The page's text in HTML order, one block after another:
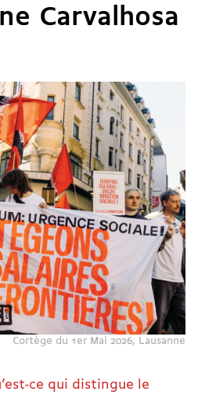
Carvalhosa
Cortège du 1er Mai 2026, Lausanne
ce qui distingue le